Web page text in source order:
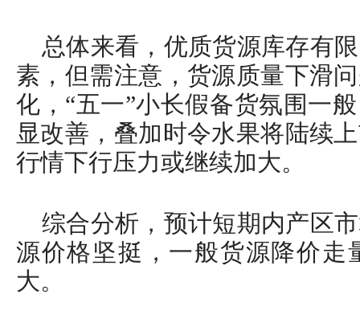
总体来看，优质货源库存有
素，但需注意，货源质量下滑
化，“五一”小长假备货氛围一
显改善，叠加时令水果将陆续
行情下行压力或继续加大。
综合分析，预计短期内产区
源价格坚挺，一般货源降价走
大。